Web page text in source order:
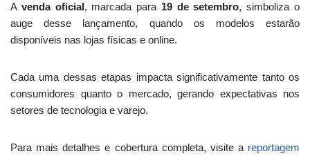
A venda oficial, marcada para 19 de setembro, simboliza o
auge desse lançamento, quando os modelos estarão
disponíveis nas lojas físicas e online.
Cada uma dessas etapas impacta significativamente tanto os
consumidores quanto o mercado, gerando expectativas nos
setores de tecnologia e varejo.
Para mais detalhes e cobertura completa, visite a reportagem